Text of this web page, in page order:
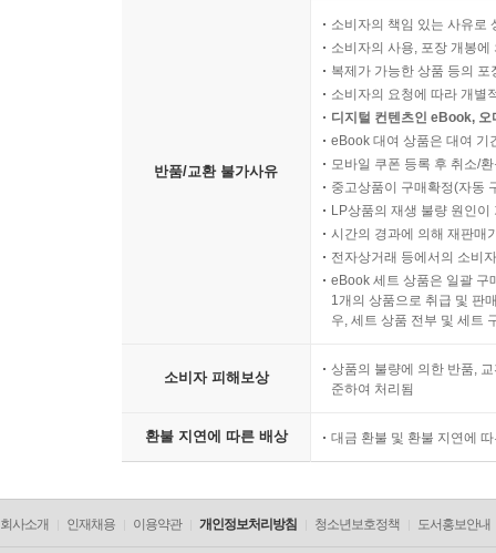
반품/교환 불가사유
소비자의 책임 있는 사유로
소비자의 사용, 포장 개봉
복제가 가능한 상품 등의
소비자의 요청에 따라 개별
디지털 컨텐츠인 eBook,
eBook 대여 상품은 대여 기
모바일 쿠폰 등록 후 취소/
중고상품이 구매확정(자동
LP상품의 재생 불량 원인
시간의 경과에 의해 재판매
전자상거래 등에서의 소비
eBook 세트 상품은 일괄 구
1개의 상품으로 취급 및 판
우, 세트 상품 전부 및 세트
소비자 피해보상
상품의 불량에 의한 반품,
준하여 처리됨
환불 지연에 따른 배상 대금 환불 및 환불 지연에
회사소개 인재채용 이용약관 개인정보처리방침 청소년보호정책 도서홍보안내